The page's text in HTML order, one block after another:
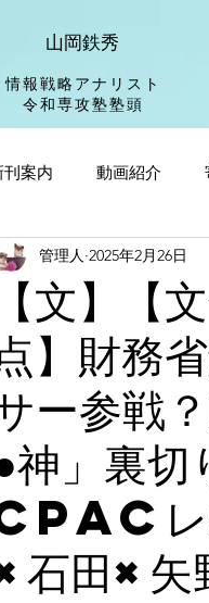
山岡鉄秀
情報戦略アナリスト
​令和専攻塾塾頭
刊案内 動画紹介
【文】【
】財務
ー参戦
神」裏切
レ
石田×矢
管理人 2025年2月26日